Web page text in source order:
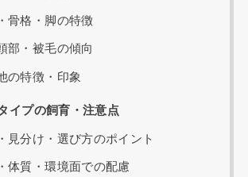
骨格・脚の特徴
部・被毛の傾向
の特徴・印象
イプの飼育・注意点
見分け・選び方のポイント
体質・環境面での配慮